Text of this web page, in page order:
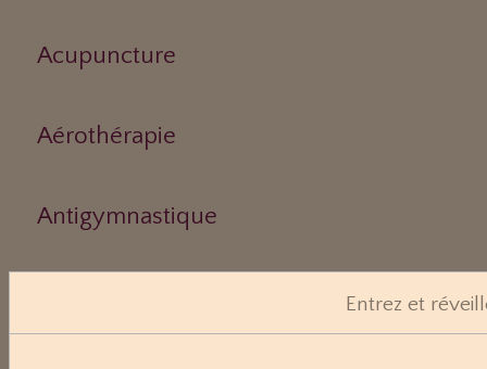
Acupuncture
Aérothérapie
Antigymnastique
Entrez et